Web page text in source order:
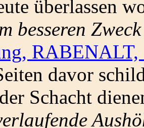
überlassen
besseren
RABENALT,
davor
Schacht